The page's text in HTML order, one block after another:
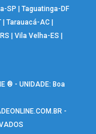
SP |Taguatinga-DF
| Tarauacá-AC|
|Vila Velha-ES
® - UNIDADE: Boa
-